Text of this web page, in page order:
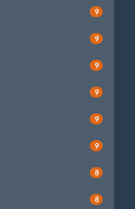
9
9
9
9
9
9
8
8